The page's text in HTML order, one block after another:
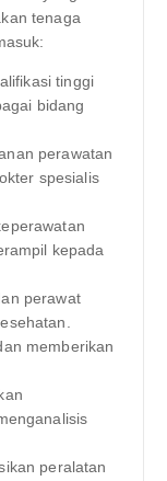
tenaga
tinggi
bidang
perawatan
spesialis
kepada
perawat
memberikan
peralatan